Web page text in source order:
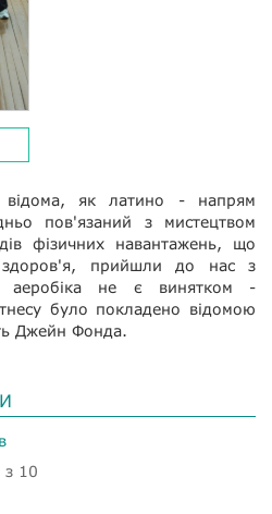
відома, як латино - напрям
пов'язаний з мистецтвом
фізичних навантажень, що
здоров'я, прийшли до нас з
аеробіка не є винятком -
було покладено відомою
Джейн Фонда.
з 10